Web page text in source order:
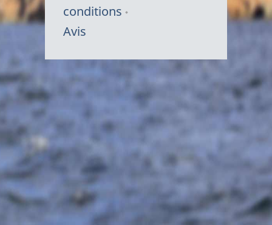
conditions
Avis
Symbole
Canada